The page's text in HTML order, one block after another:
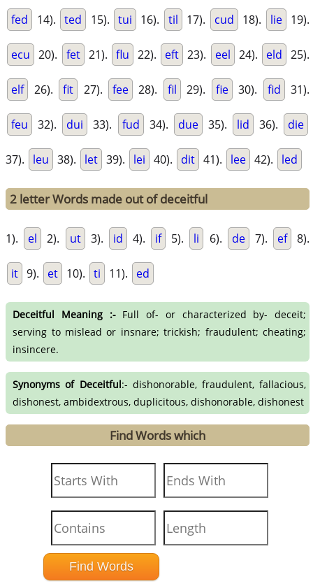
fed 14). ted 15). tui 16). til 17). cud 18). lie 19).
ecu 20). fet 21). flu 22). eft 23). eel 24). eld 25).
elf 26). fit 27). fee 28). fil 29). fie 30). fid 31).
feu 32). dui 33). fud 34). due 35). lid 36). die
37). leu 38). let 39). lei 40). dit 41). lee 42). led
2 letter Words made out of deceitful
1). el 2). ut 3). id 4). if 5). li 6). de 7). ef 8).
it 9). et 10). ti 11). ed
Deceitful Meaning :-Full of- or characterized by- deceit;
serving to mislead or insnare; trickish; fraudulent; cheating;
insincere.
Synonyms of Deceitful:- dishonorable, fraudulent, fallacious,
dishonest, ambidextrous, duplicitous, dishonorable, dishonest
Find Words which